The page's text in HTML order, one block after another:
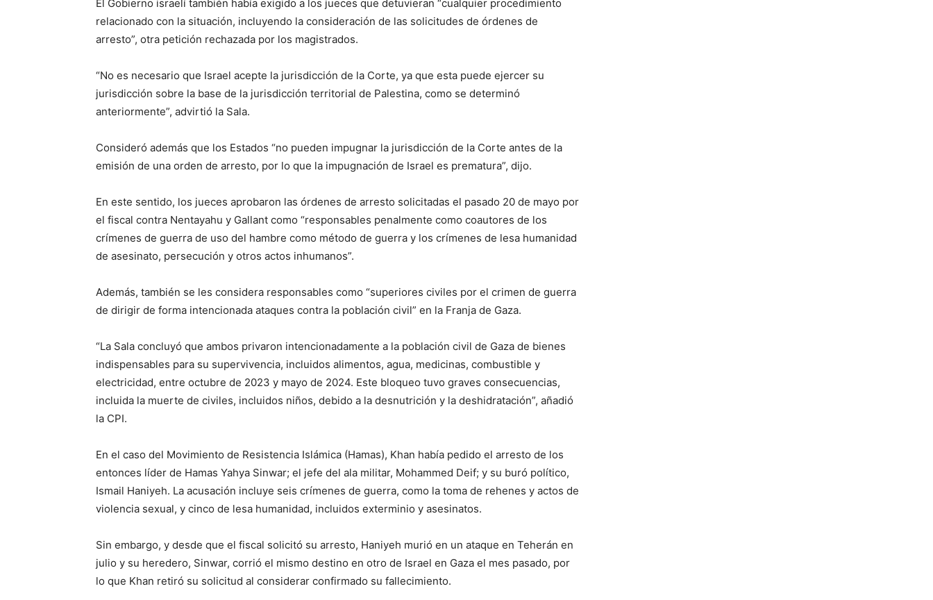
El Gobierno israelí también había exigido a los jueces que detuvieran “cualquier procedimiento
relacionado con la situación, incluyendo la consideración de las solicitudes de órdenes de
arresto”, otra petición rechazada por los magistrados.
“No es necesario que Israel acepte la jurisdicción de la Corte, ya que esta puede ejercer su
jurisdicción sobre la base de la jurisdicción territorial de Palestina, como se determinó
anteriormente”, advirtió la Sala.
Consideró además que los Estados “no pueden impugnar la jurisdicción de la Corte antes de la
emisión de una orden de arresto, por lo que la impugnación de Israel es prematura”, dijo.
En este sentido, los jueces aprobaron las órdenes de arresto solicitadas el pasado 20 de mayo por
el fiscal contra Nentayahu y Gallant como “responsables penalmente como coautores de los
crímenes de guerra de uso del hambre como método de guerra y los crímenes de lesa humanidad
de asesinato, persecución y otros actos inhumanos”.
Además, también se les considera responsables como “superiores civiles por el crimen de guerra
de dirigir de forma intencionada ataques contra la población civil” en la Franja de Gaza.
“La Sala concluyó que ambos privaron intencionadamente a la población civil de Gaza de bienes
indispensables para su supervivencia, incluidos alimentos, agua, medicinas, combustible y
electricidad, entre octubre de 2023 y mayo de 2024. Este bloqueo tuvo graves consecuencias,
incluida la muerte de civiles, incluidos niños, debido a la desnutrición y la deshidratación”, añadió
la CPI.
En el caso del Movimiento de Resistencia Islámica (Hamas), Khan había pedido el arresto de los
entonces líder de Hamas Yahya Sinwar; el jefe del ala militar, Mohammed Deif; y su buró político,
Ismail Haniyeh. La acusación incluye seis crímenes de guerra, como la toma de rehenes y actos de
violencia sexual, y cinco de lesa humanidad, incluidos exterminio y asesinatos.
Sin embargo, y desde que el fiscal solicitó su arresto, Haniyeh murió en un ataque en Teherán en
julio y su heredero, Sinwar, corrió el mismo destino en otro de Israel en Gaza el mes pasado, por
lo que Khan retiró su solicitud al considerar confirmado su fallecimiento.